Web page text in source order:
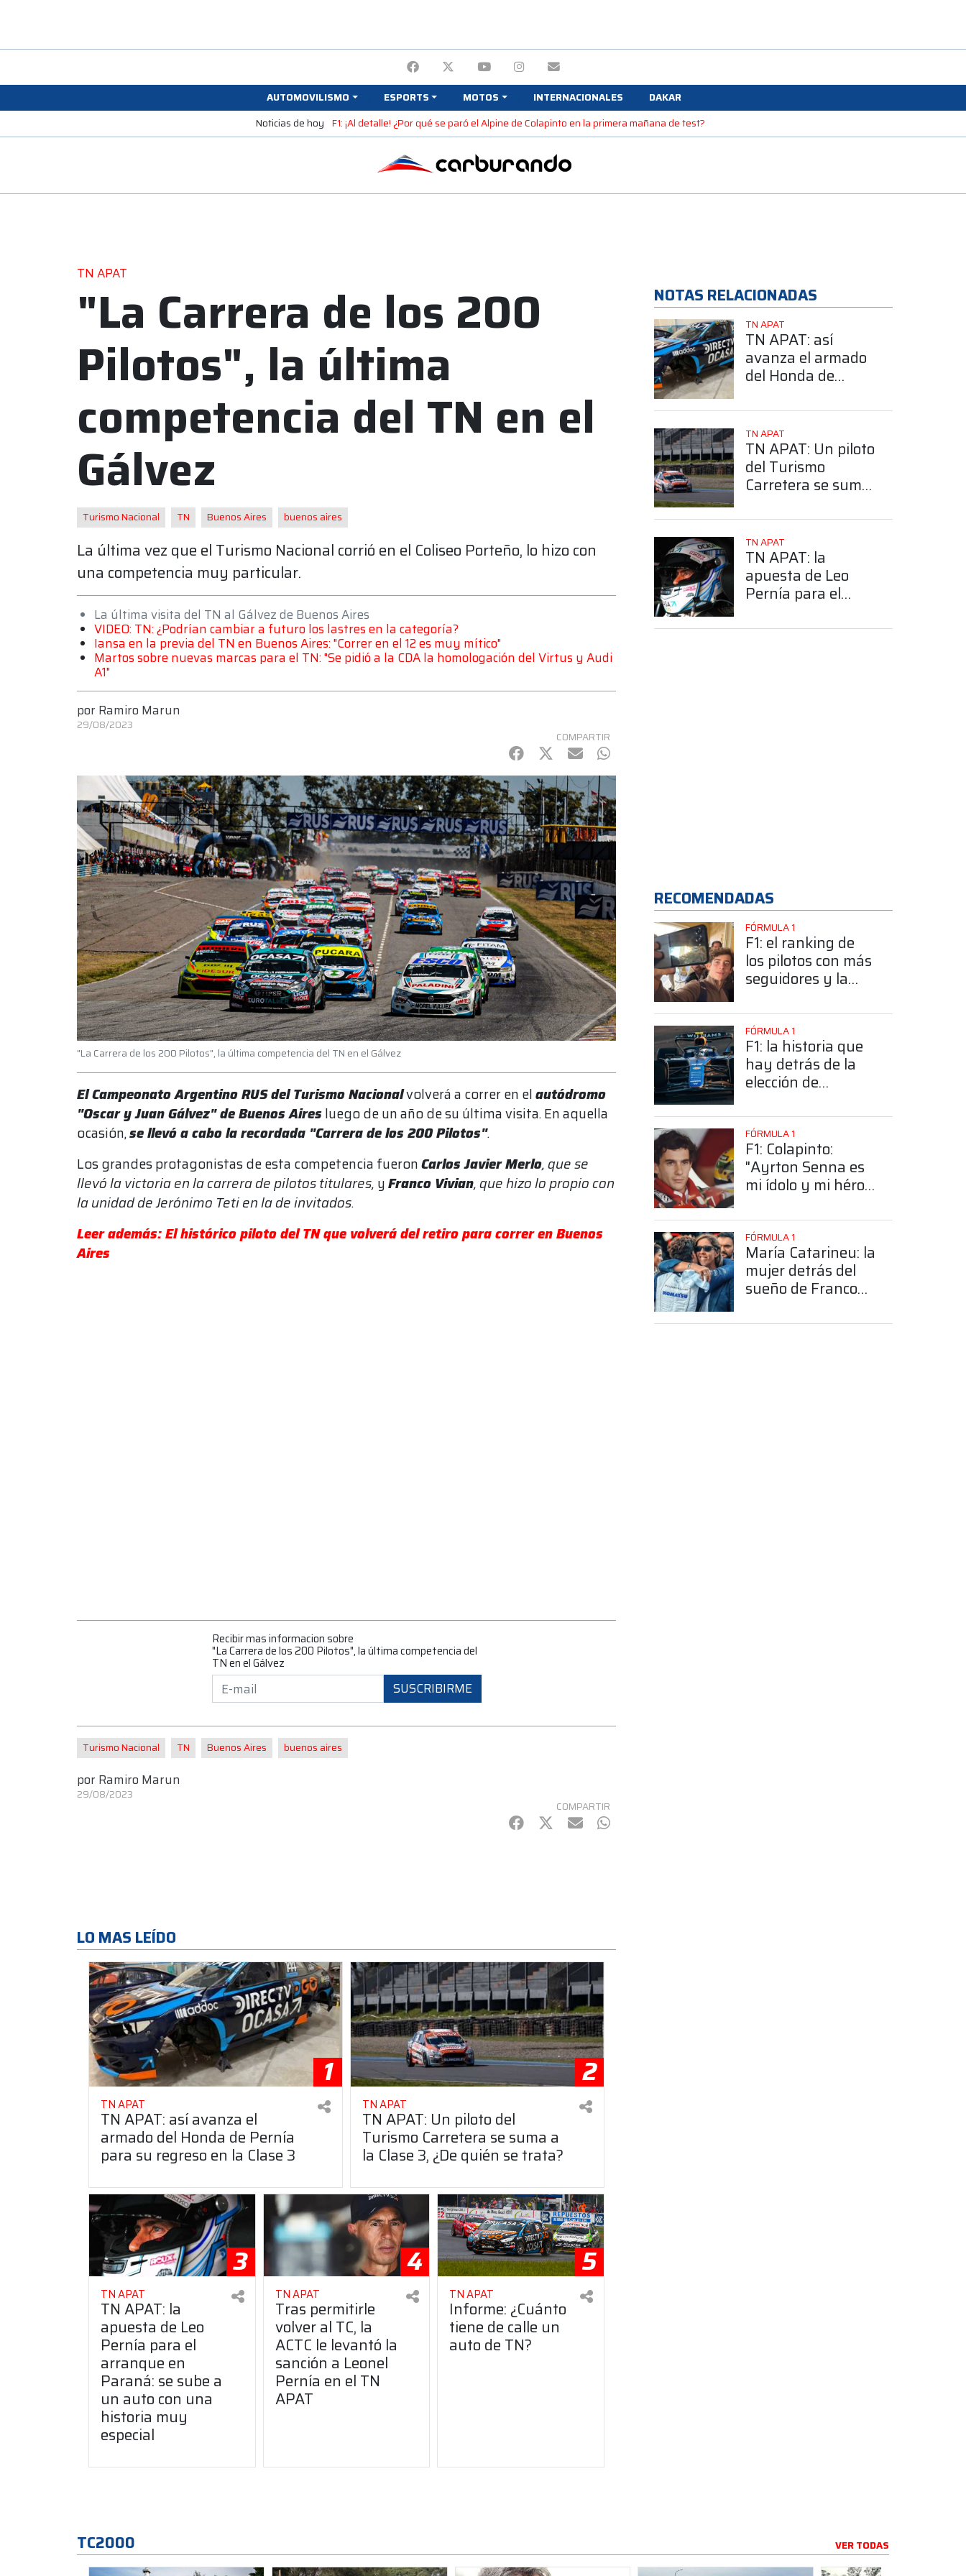
AUTOMOVILISMO ESPORTS MOTOS INTERNACIONALES
DAKAR
Noticias de hoy F1: ¡Al detalle! ¿Por qué se paró el Alpine de Colapinto en la primera mañana de test?
TN APAT
"La Carrera de los 200
Pilotos", la última
competencia del TN en el
Gálvez
Turismo Nacional TN Buenos Aires buenos aires
La última vez que el Turismo Nacional corrió en el Coliseo Porteño, lo hizo con
una competencia muy particular.
La última visita del TN al Gálvez de Buenos Aires
VIDEO: TN: ¿Podrían cambiar a futuro los lastres en la categoría?
Iansa en la previa del TN en Buenos Aires: "Correr en el 12 es muy mítico"
Martos sobre nuevas marcas para el TN: "Se pidió a la CDA la homologación del Virtus y Audi
A1"
por Ramiro Marun
29/08/2023
COMPARTIR
Facebook
Twitter
mail WhatsApp
"La Carrera de los 200 Pilotos", la última competencia del TN en el Gálvez
El Campeonato Argentino RUS del Turismo Nacionalvolverá a correr en elautódromo
"Oscar y Juan Gálvez" de Buenos Airesluego de un año de su última visita. En aquella
ocasión,se llevó a cabo la recordada "Carrera de los 200 Pilotos".
Los grandes protagonistas de esta competencia fueronCarlos Javier Merlo, que se
llevó la victoria en la carrera de pilotos titulares, yFranco Vivian, que hizo lo propio con
la unidad de Jerónimo Teti en la de invitados.
Leer además: El histórico piloto del TN que volverá del retiro para correr en Buenos
Aires
Recibir mas informacion sobre
"La Carrera de los 200 Pilotos", la última competencia del
TN en el Gálvez
SUSCRIBIRME
Turismo Nacional TN Buenos Aires buenos aires
por Ramiro Marun
29/08/2023
COMPARTIR
Facebook
Twitter
mail WhatsApp
LO MAS LEÍDO
1
TN APAT
TN APAT: así avanza el
armado del Honda de Pernía
para su regreso en la Clase 3
2
TN APAT
TN APAT: Un piloto del
Turismo Carretera se suma a
la Clase 3, ¿De quién se trata?
3
TN APAT
TN APAT: la
apuesta de Leo
Pernía para el
arranque en
Paraná: se sube a
un auto con una
historia muy
especial
4
TN APAT
Tras permitirle
volver al TC, la
ACTC le levantó la
sanción a Leonel
Pernía en el TN
APAT
5
TN APAT
Informe: ¿Cuánto
tiene de calle un
auto de TN?
NOTAS RELACIONADAS
TN APAT
TN APAT: así
avanza el armado
del Honda de
regreso en la Clase
3
TN APAT
TN APAT: Un piloto
del Turismo
Carretera se suma
quién se trata?
TN APAT
TN APAT: la
apuesta de Leo
Pernía para el
Paraná: se sube a
RECOMENDADAS
FÓRMULA 1
F1: el ranking de
los pilotos con más
seguidores y la
posición de
Colapinto
FÓRMULA 1
F1: la historia que
hay detrás de la
elección de
número 43
FÓRMULA 1
F1: Colapinto:
"Ayrton Senna es
mi ídolo y mi héroe
FÓRMULA 1
María Catarineu: la
mujer detrás del
sueño de Franco
Fórmula 1
TC2000 VER TODAS